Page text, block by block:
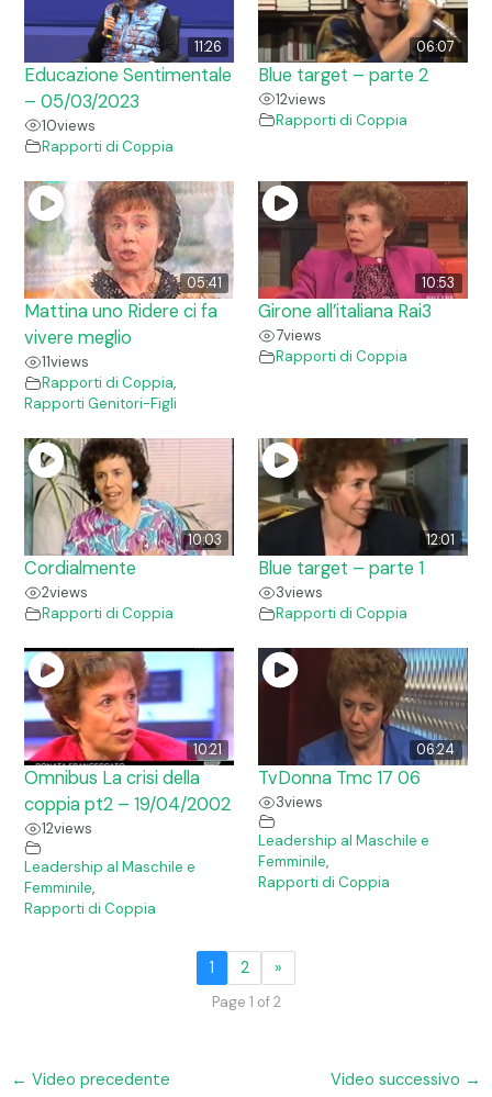
11:26
Educazione Sentimentale
– 05/03/2023
10views
Rapporti di Coppia
06:07
Blue target – parte 2
12views
Rapporti di Coppia
05:41
Mattina uno Ridere ci fa
vivere meglio
11views
Rapporti di Coppia,
Rapporti Genitori-Figli
10:53
Girone all’italiana Rai3
7views
Rapporti di Coppia
10:03
Cordialmente
2views
Rapporti di Coppia
12:01
Blue target – parte 1
3views
Rapporti di Coppia
10:21
Omnibus La crisi della
coppia pt2 – 19/04/2002
12views
Leadership al Maschile e
Femminile,
Rapporti di Coppia
06:24
TvDonna Tmc 17 06
3views
Leadership al Maschile e
Femminile,
Rapporti di Coppia
1 2 »
Page 1 of 2
← Video precedente Video successivo →